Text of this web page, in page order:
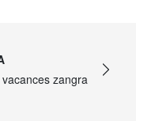
zangra